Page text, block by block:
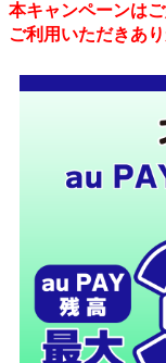
本キャンペーンは
ご利用いただきあ